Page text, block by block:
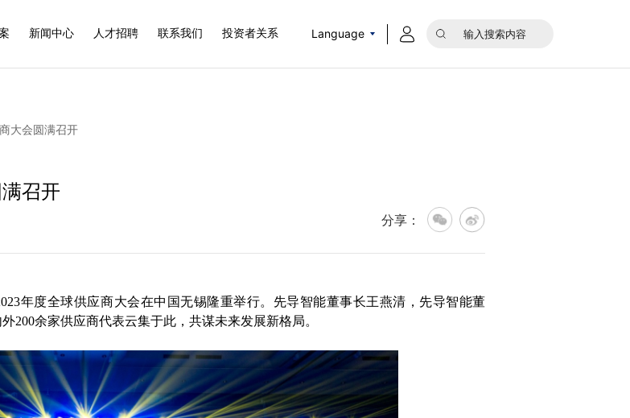
新闻中心 人才招聘 联系我们 投资者关系 Language
大会圆满召开
召开
分享：
年度全球供应商大会在中国无锡隆重举行。先导智能董事长王燕清，先导智能董
200余家供应商代表云集于此，共谋未来发展新格局。